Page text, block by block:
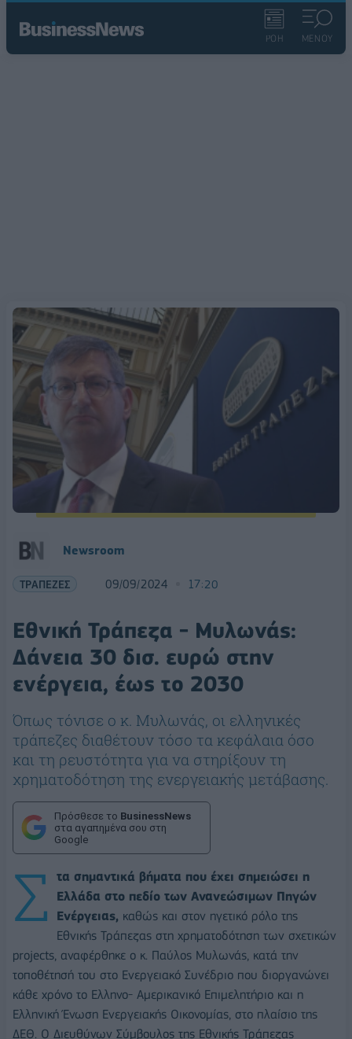
ΡΟΗ ΜΕΝΟΥ
Newsroom
ΤΡΑΠΕΖΕΣ 09/09/2024 17:20
Εθνική Τράπεζα - Μυλωνάς:
Δάνεια 30 δισ. ευρώ στην
ενέργεια, έως το 2030
Όπως τόνισε ο κ. Μυλωνάς, οι ελληνικές
τράπεζες διαθέτουν τόσο τα κεφάλαια όσο
και τη ρευστότητα για να στηρίξουν τη
χρηματοδότηση της ενεργειακής μετάβασης.
Πρόσθεσε το BusinessNews
στα αγαπημένα σου στη
Google
Σ
τα σημαντικά βήματα που έχει σημειώσει η
Ελλάδα στο πεδίο των Ανανεώσιμων Πηγών
Ενέργειας, καθώς και στον ηγετικό ρόλο της
Εθνικής Τράπεζας στη χρηματοδότηση των σχετικών
projects, αναφέρθηκε ο κ. Παύλος Μυλωνάς, κατά την
τοποθέτησή του στο Ενεργειακό Συνέδριο που διοργανώνει
κάθε χρόνο το Ελληνο- Αμερικανικό Επιμελητήριο και η
Ελληνική Ένωση Ενεργειακής Οικονομίας, στο πλαίσιο της
ΔΕΘ. Ο Διευθύνων Σύμβουλος της Eθνικής Τράπεζας